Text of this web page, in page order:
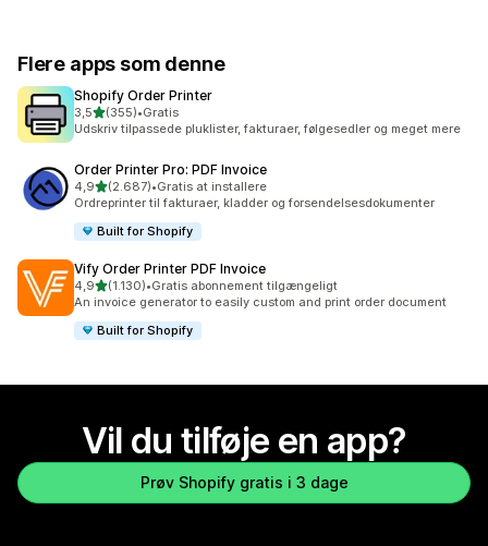
Flere apps som denne
Shopify Order Printer
3,5ud af 5 stjerner
(355)
355 anmeldelser i alt
•Gratis
Udskriv tilpassede pluklister, fakturaer, følgesedler og meget mere
Order Printer Pro: PDF Invoice
4,9ud af 5 stjerner
(2.687)
2687 anmeldelser i alt
•Gratis at installere
Ordreprinter til fakturaer, kladder og forsendelsesdokumenter
Built for Shopify
Vify Order Printer PDF Invoice
4,9ud af 5 stjerner
(1.130)
1130 anmeldelser i alt
•Gratis abonnement tilgængeligt
An invoice generator to easily custom and print order document
Built for Shopify
Vil du tilføje en app?
Prøv Shopify gratis i 3 dage